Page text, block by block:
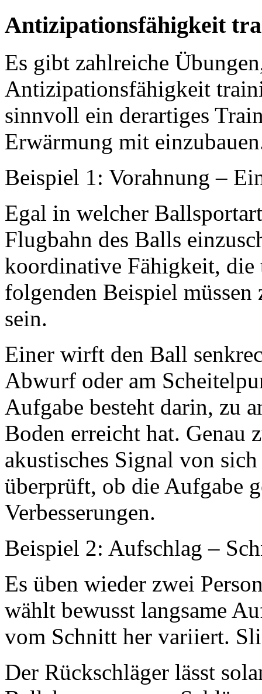
Antizipationsfähigkeit
Es gibt zahlreiche
Antizipationsfähigkeit
sinnvoll ein derartiges
Erwärmung mit
Beispiel 1: Vorahnung –
Egal in welcher
Flugbahn des Balls
koordinative Fähigkeit,
folgenden Beispiel
sein.
Einer wirft den Ball
Abwurf oder am
Aufgabe besteht darin, zu
Boden erreicht hat. Genau
akustisches Signal von
überprüft, ob die Aufgabe
Verbesserungen.
Beispiel 2: Aufschlag –
Es üben wieder zwei
wählt bewusst langsame
vom Schnitt her variiert.
Der Rückschläger lässt